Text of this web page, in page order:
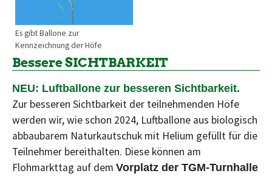
Es gibt Ballone zur
Kennzeichnung der Höfe
Bessere SICHTBARKEIT
NEU: Luftballone zur besseren Sichtbarkeit.
Zur besseren Sichtbarkeit der teilnehmenden Höfe
werden wir, wie schon 2024, Luftballone aus biologisch
abbaubarem Naturkautschuk mit Helium gefüllt für die
Teilnehmer bereithalten. Diese können am
Flohmarkttag auf dem Vorplatz der TGM-Turnhalle